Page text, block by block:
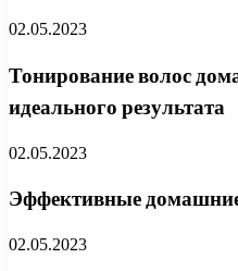
02.05.2023
Тонирование волос
идеального результата
02.05.2023
Эффективные домашние
02.05.2023